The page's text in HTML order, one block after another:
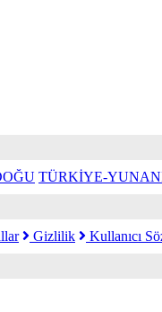
TÜRKİYE-
Gizlilik Kullanıcı